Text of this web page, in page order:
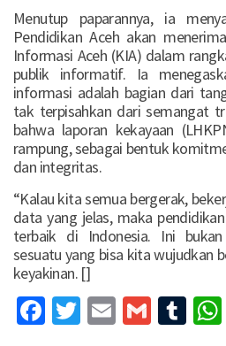
Menutup paparannya, ia
Pendidikan Aceh akan
Informasi Aceh (KIA) dalam
publik informatif. Ia
informasi adalah bagian dari
tak terpisahkan dari semangat
bahwa laporan kekayaan
rampung, sebagai bentuk
dan integritas.
“Kalau kita semua bergerak,
data yang jelas, maka
terbaik di Indonesia. Ini
sesuatu yang bisa kita wujudkan
keyakinan. []
Facebook
Twitter
EmailGmail